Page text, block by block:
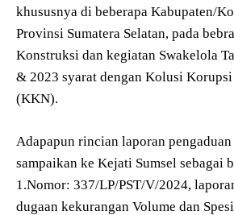
khususnya di beberapa Kabupaten/
Provinsi Sumatera Selatan, pada
Konstruksi dan kegiatan Swakelola
& 2023 syarat dengan Kolusi
(KKN).
Adapapun rincian laporan
sampaikan ke Kejati Sumsel sebagai
1.Nomor: 337/LP/PST/V/2024,
dugaan kekurangan Volume dan